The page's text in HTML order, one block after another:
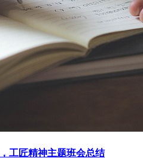
工匠精神主题班会总结